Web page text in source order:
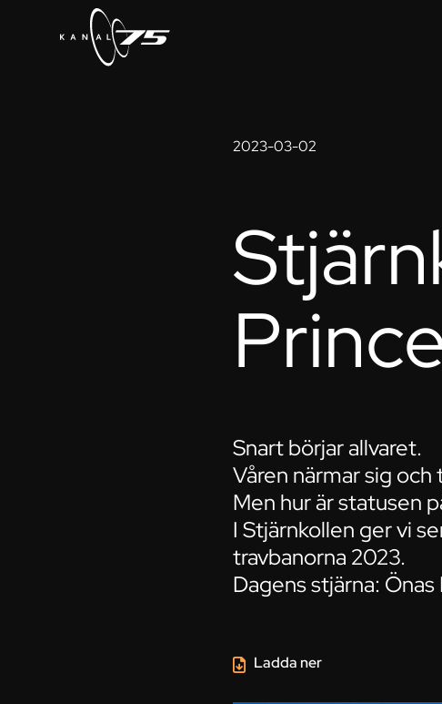
2023-03-02
Snart börjar allvaret.
Våren närmar sig
Men hur är statusen
I Stjärnkollen ger vi
travbanorna 2023.
Dagens stjärna: Önas
Ladda ner